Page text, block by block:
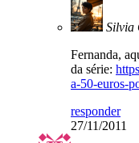
Silvia
Fernanda,
da série:
a-50-euros-
responder
27/11/2011